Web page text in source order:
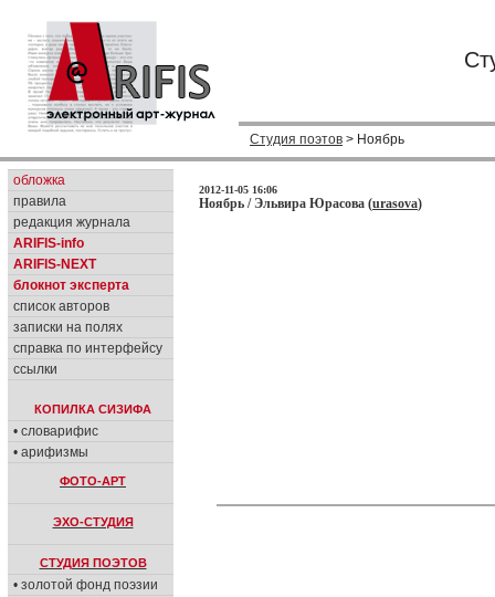
Студия поэтов > Ноябрь
обложка
правила
редакция журнала
ARIFIS-info
ARIFIS-NEXT
блокнот эксперта
список авторов
записки на полях
справка по интерфейсу
ссылки
КОПИЛКА СИЗИФА
• словарифис
• арифизмы
ФОТО-АРТ
ЭХО-СТУДИЯ
СТУДИЯ ПОЭТОВ
• золотой фонд поэзии
2012-11-05 16:06
Ноябрь / Эльвира Юрасова (urasova)